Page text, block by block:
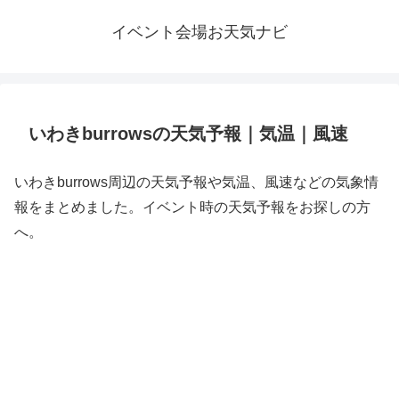
イベント会場お天気ナビ
いわきburrowsの天気予報｜気温｜風速
いわきburrows周辺の天気予報や気温、風速などの気象情
報をまとめました。イベント時の天気予報をお探しの方
へ。